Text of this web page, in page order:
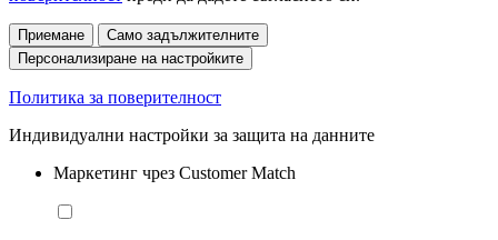
Приемане
Само задължителните
Персонализиране на настройките
Политика за поверителност
Индивидуални настройки за защита на данните
Маркетинг чрез Customer Match